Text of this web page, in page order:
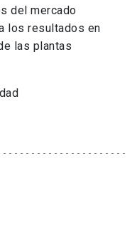
del mercado
los resultados en
las plantas